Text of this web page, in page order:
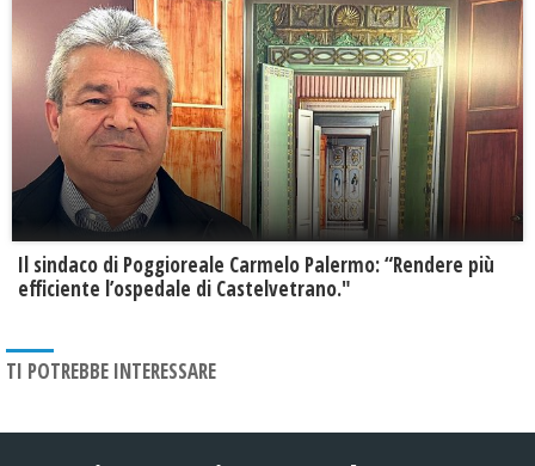
Il sindaco di Poggioreale Carmelo Palermo: “Rendere più
efficiente l’ospedale di Castelvetrano."
TI POTREBBE INTERESSARE